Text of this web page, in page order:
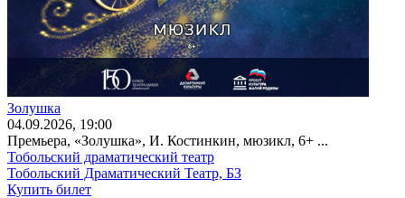
Золушка
04.09.2026, 19:00
Премьера, «Золушка», И. Костинкин, мюзикл, 6+ ...
Тобольский драматический театр
Тобольский Драматический Театр, БЗ
Купить билет